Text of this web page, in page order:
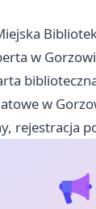
w
w
rejestracja